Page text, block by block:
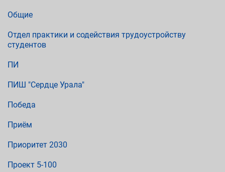
Общие
Отдел практики и содействия трудоустройству
студентов
ПИ
ПИШ "Сердце Урала"
Победа
Приём
Приоритет 2030
Проект 5-100